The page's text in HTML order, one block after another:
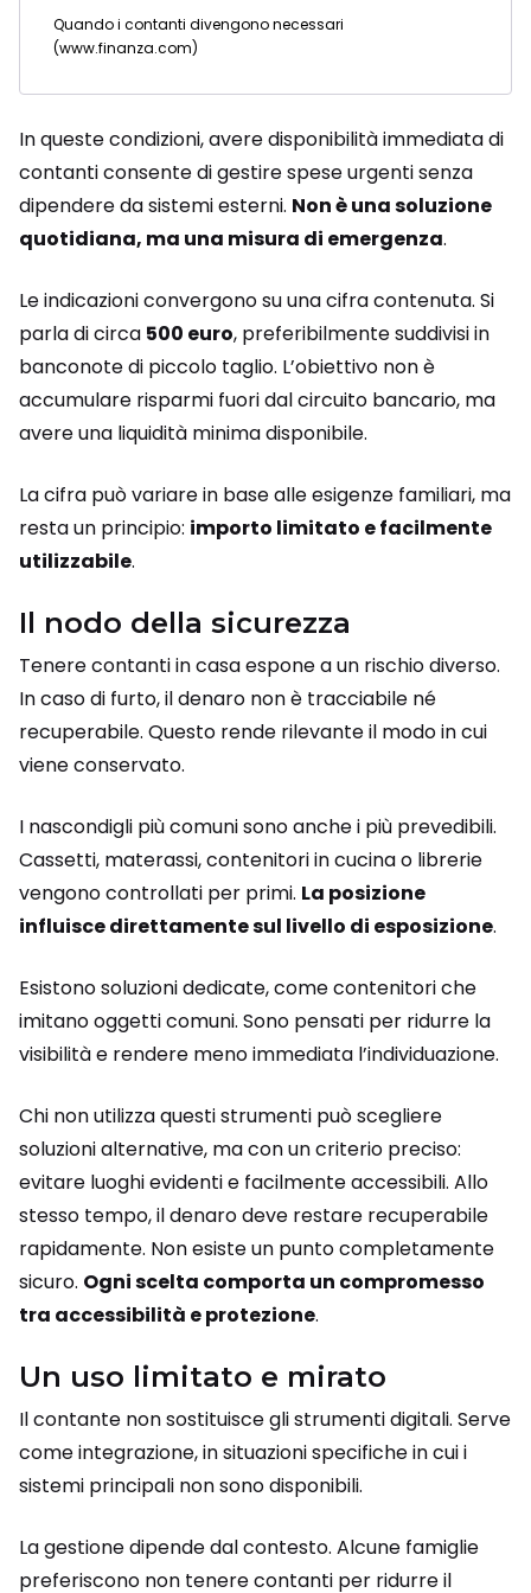
Quando i contanti divengono necessari
(www.finanza.com)
In queste condizioni, avere disponibilità immediata di
contanti consente di gestire spese urgenti senza
dipendere da sistemi esterni. Non è una soluzione
quotidiana, ma una misura di emergenza.
Le indicazioni convergono su una cifra contenuta. Si
parla di circa 500 euro, preferibilmente suddivisi in
banconote di piccolo taglio. L’obiettivo non è
accumulare risparmi fuori dal circuito bancario, ma
avere una liquidità minima disponibile.
La cifra può variare in base alle esigenze familiari, ma
resta un principio: importo limitato e facilmente
utilizzabile.
Il nodo della sicurezza
Tenere contanti in casa espone a un rischio diverso.
In caso di furto, il denaro non è tracciabile né
recuperabile. Questo rende rilevante il modo in cui
viene conservato.
I nascondigli più comuni sono anche i più prevedibili.
Cassetti, materassi, contenitori in cucina o librerie
vengono controllati per primi. La posizione
influisce direttamente sul livello di esposizione.
Esistono soluzioni dedicate, come contenitori che
imitano oggetti comuni. Sono pensati per ridurre la
visibilità e rendere meno immediata l’individuazione.
Chi non utilizza questi strumenti può scegliere
soluzioni alternative, ma con un criterio preciso:
evitare luoghi evidenti e facilmente accessibili. Allo
stesso tempo, il denaro deve restare recuperabile
rapidamente. Non esiste un punto completamente
sicuro. Ogni scelta comporta un compromesso
tra accessibilità e protezione.
Un uso limitato e mirato
Il contante non sostituisce gli strumenti digitali. Serve
come integrazione, in situazioni specifiche in cui i
sistemi principali non sono disponibili.
La gestione dipende dal contesto. Alcune famiglie
preferiscono non tenere contanti per ridurre il